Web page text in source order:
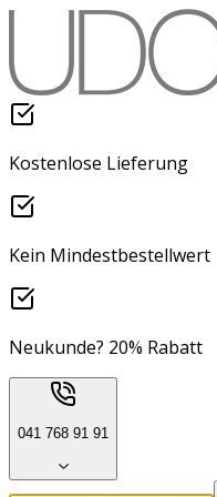
Kostenlose Lieferung
Kein Mindestbestellwert
Neukunde? 20% Rabatt
041 768 91 91